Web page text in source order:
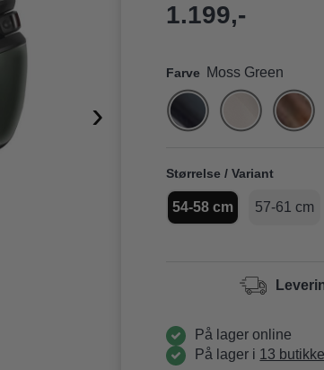
›
1.199,-
Farve Moss Green
Størrelse / Variant
54-58 cm 57-61 cm
På lager online
På lager i 13